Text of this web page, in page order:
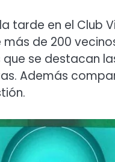
tarde en el Club
de 200
se destacan
Además